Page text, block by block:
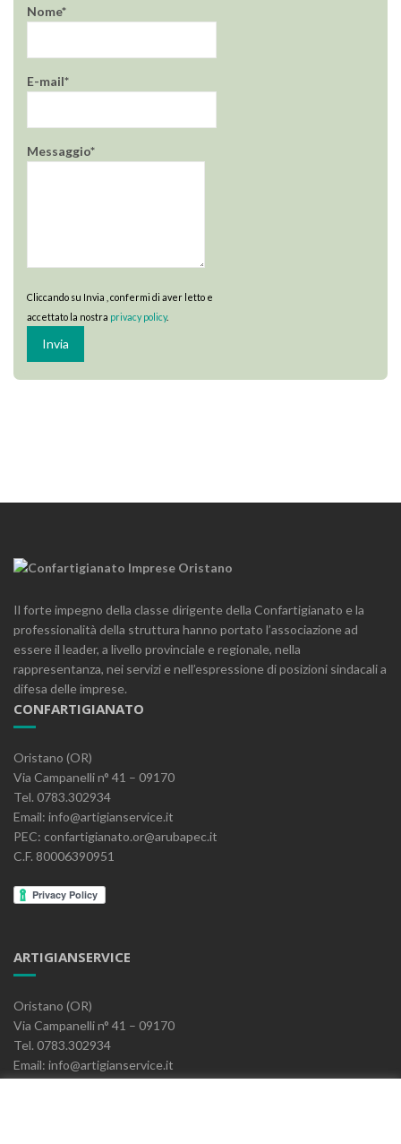
Nome*
E-mail*
Messaggio*
Cliccando su Invia , confermi di aver letto e
accettato la nostra privacy policy.
Il forte impegno della classe dirigente della Confartigianato e la
professionalità della struttura hanno portato l’associazione ad
essere il leader, a livello provinciale e regionale, nella
rappresentanza, nei servizi e nell’espressione di posizioni sindacali a
difesa delle imprese.
CONFARTIGIANATO
Oristano (OR)
Via Campanelli n° 41 – 09170
Tel. 0783.302934
Email: info@artigianservice.it
PEC: confartigianato.or@arubapec.it
C.F. 80006390951
ARTIGIANSERVICE
Oristano (OR)
Via Campanelli n° 41 – 09170
Tel. 0783.302934
Email: info@artigianservice.it